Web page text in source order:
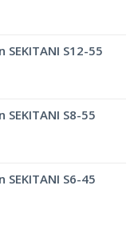
S12-55
S8-55
S6-45